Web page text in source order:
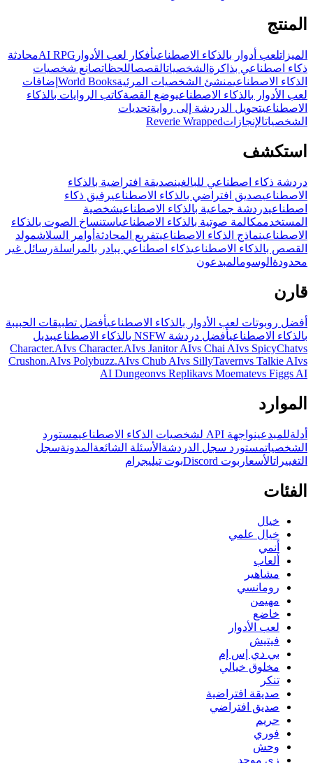
المنتج
الميزاتلعب أدوار بالذكاء الاصطناعيأفكار لعب الأدوار AI RPGمحادثة
ذكاء اصطناعي بذاكرةالشخصياتالقصصاللحظاتصانع شخصيات
الذكاء الاصطناعيمنشئ الشخصيات المرئيةWorld Booksإضافات
لعب الأدوار بالذكاء الاصطناعيوضع القصةكاتب الروايات بالذكاء
الاصطناعيتحويل الدردشة إلى روايةتحديات
الشخصياتالإنجازاتReverie Wrapped
استكشف
دردشة ذكاء اصطناعي للبالغينصديقة افتراضية بالذكاء
الاصطناعيصديق افتراضي بالذكاء الاصطناعيرفيق ذكاء
اصطناعيدردشة جماعية بالذكاء الاصطناعيشخصية
المستخدممكالمة صوتية بالذكاء الاصطناعياستنساخ الصوت بالذكاء
الاصطناعينماذج الذكاء الاصطناعيتفريع المحادثةأوامر السلاشمولد
القصص بالذكاء الاصطناعيذكاء اصطناعي يبادر بالمراسلةرسائل غير
محدودةالوسومالمبدعون
قارن
أفضل روبوتات لعب الأدوار بالذكاء الاصطناعيأفضل تطبيقات الحبيبة
بالذكاء الاصطناعيأفضل دردشة NSFW بالذكاء الاصطناعي
بديل
Character.AIvs Character.AIvs Janitor AIvs Chai AIvs SpicyChatvs
Crushon.AIvs Polybuzz.AIvs Chub AIvs SillyTavernvs Talkie AIvs
AI Dungeonvs Replikavs Moematevs Figgs AI
الموارد
أدلةللمبدعينواجهة API لشخصيات الذكاء الاصطناعي
مستورد
الشخصياتمستورد سجل الدردشةالأسئلة الشائعةالمدونةسجل
التغييراتالأسعار بوت Discord بوت تيليجرام
الفئات
خيال
خيال علمي
أنمي
ألعاب
مشاهير
رومانسي
مهيمن
خاضع
لعب الأدوار
فيتيش
بي دي إس إم
مخلوق خيالي
تنكر
صديقة افتراضية
صديق افتراضي
حريم
فوري
وحش
زي موحد